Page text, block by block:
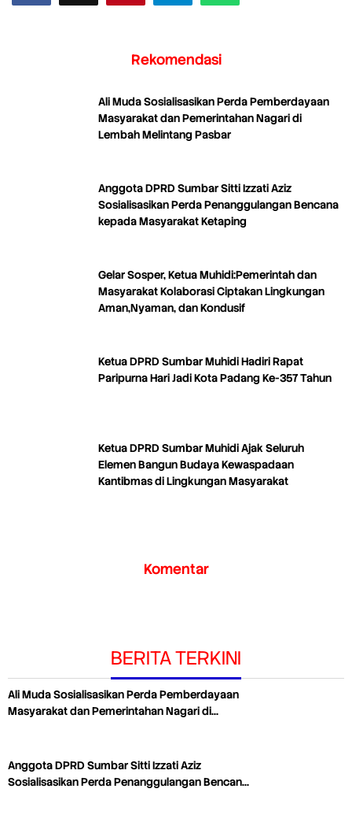
Rekomendasi
Ali Muda Sosialisasikan Perda Pemberdayaan
Masyarakat dan Pemerintahan Nagari di
Lembah Melintang Pasbar
Anggota DPRD Sumbar Sitti Izzati Aziz
Sosialisasikan Perda Penanggulangan Bencana
kepada Masyarakat Ketaping
Gelar Sosper, Ketua Muhidi:Pemerintah dan
Masyarakat Kolaborasi Ciptakan Lingkungan
Aman,Nyaman, dan Kondusif
Ketua DPRD Sumbar Muhidi Hadiri Rapat
Paripurna Hari Jadi Kota Padang Ke-357 Tahun
Ketua DPRD Sumbar Muhidi Ajak Seluruh
Elemen Bangun Budaya Kewaspadaan
Kantibmas di Lingkungan Masyarakat
Komentar
BERITA TERKINI
Ali Muda Sosialisasikan Perda Pemberdayaan
Masyarakat dan Pemerintahan Nagari di…
Anggota DPRD Sumbar Sitti Izzati Aziz
Sosialisasikan Perda Penanggulangan Bencan…